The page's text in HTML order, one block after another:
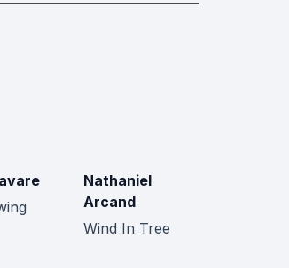
Nathaniel
Arcand
Wind In Tree